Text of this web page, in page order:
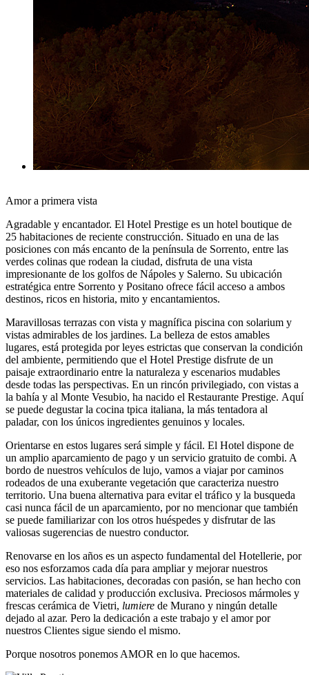
Amor a primera vista
Agradable y encantador. El Hotel Prestige es un hotel boutique de
25 habitaciones de reciente construcción. Situado en una de las
posiciones con más encanto de la península de Sorrento, entre las
verdes colinas que rodean la ciudad, disfruta de una vista
impresionante de los golfos de Nápoles y Salerno. Su ubicación
estratégica entre Sorrento y Positano ofrece fácil acceso a ambos
destinos, ricos en historia, mito y encantamientos.
Maravillosas terrazas con vista y magnífica piscina con solarium y
vistas admirables de los jardines. La belleza de estos amables
lugares, está protegida por leyes estrictas que conservan la condición
del ambiente, permitiendo que el Hotel Prestige disfrute de un
paisaje extraordinario entre la naturaleza y escenarios mudables
desde todas las perspectivas. En un rincón privilegiado, con vistas a
la bahía y al Monte Vesubio, ha nacido el Restaurante Prestige. Aquí
se puede degustar la cocina tpica italiana, la más tentadora al
paladar, con los únicos ingredientes genuinos y locales.
Orientarse en estos lugares será simple y fácil. El Hotel dispone de
un amplio aparcamiento de pago y un servicio gratuito de combi. A
bordo de nuestros vehículos de lujo, vamos a viajar por caminos
rodeados de una exuberante vegetación que caracteriza nuestro
territorio. Una buena alternativa para evitar el tráfico y la busqueda
casi nunca fácil de un aparcamiento, por no mencionar que también
se puede familiarizar con los otros huéspedes y disfrutar de las
valiosas sugerencias de nuestro conductor.
Renovarse en los años es un aspecto fundamental del Hotellerie, por
eso nos esforzamos cada día para ampliar y mejorar nuestros
servicios. Las habitaciones, decoradas con pasión, se han hecho con
materiales de calidad y producción exclusiva. Preciosos mármoles y
frescas cerámica de Vietri, lumiere de Murano y ningún detalle
dejado al azar. Pero la dedicación a este trabajo y el amor por
nuestros Clientes sigue siendo el mismo.
Porque nosotros ponemos AMOR en lo que hacemos.